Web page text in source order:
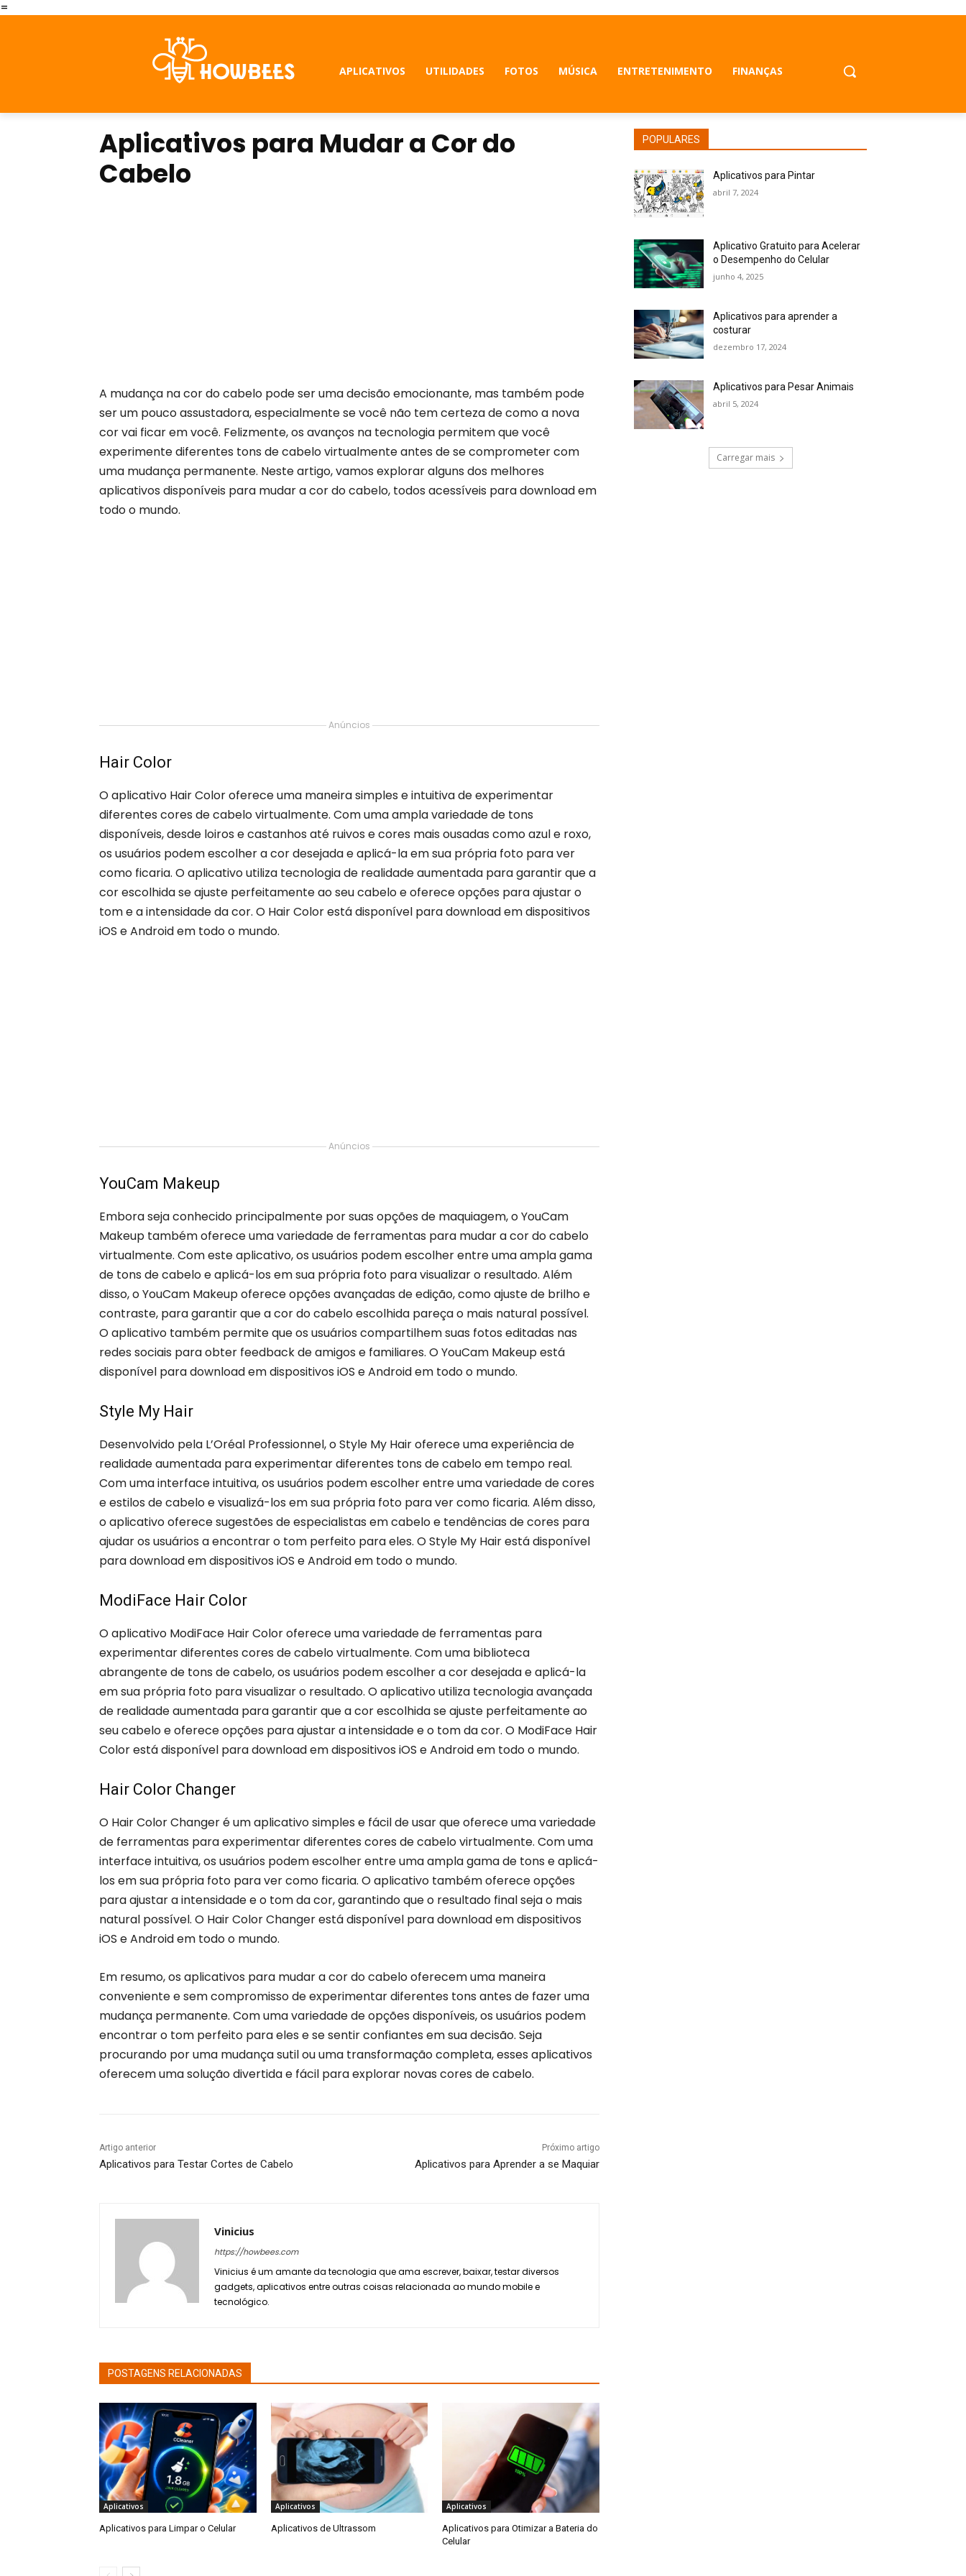
=
APLICATIVOS UTILIDADES FOTOS MÚSICA ENTRETENIMENTO FINANÇAS
Aplicativos para Mudar a Cor do
Cabelo
A mudança na cor do cabelo pode ser uma decisão emocionante, mas também pode
ser um pouco assustadora, especialmente se você não tem certeza de como a nova
cor vai ficar em você. Felizmente, os avanços na tecnologia permitem que você
experimente diferentes tons de cabelo virtualmente antes de se comprometer com
uma mudança permanente. Neste artigo, vamos explorar alguns dos melhores
aplicativos disponíveis para mudar a cor do cabelo, todos acessíveis para download em
todo o mundo.
Anúncios
Hair Color
O aplicativo Hair Color oferece uma maneira simples e intuitiva de experimentar
diferentes cores de cabelo virtualmente. Com uma ampla variedade de tons
disponíveis, desde loiros e castanhos até ruivos e cores mais ousadas como azul e roxo,
os usuários podem escolher a cor desejada e aplicá-la em sua própria foto para ver
como ficaria. O aplicativo utiliza tecnologia de realidade aumentada para garantir que a
cor escolhida se ajuste perfeitamente ao seu cabelo e oferece opções para ajustar o
tom e a intensidade da cor. O Hair Color está disponível para download em dispositivos
iOS e Android em todo o mundo.
Anúncios
YouCam Makeup
Embora seja conhecido principalmente por suas opções de maquiagem, o YouCam
Makeup também oferece uma variedade de ferramentas para mudar a cor do cabelo
virtualmente. Com este aplicativo, os usuários podem escolher entre uma ampla gama
de tons de cabelo e aplicá-los em sua própria foto para visualizar o resultado. Além
disso, o YouCam Makeup oferece opções avançadas de edição, como ajuste de brilho e
contraste, para garantir que a cor do cabelo escolhida pareça o mais natural possível.
O aplicativo também permite que os usuários compartilhem suas fotos editadas nas
redes sociais para obter feedback de amigos e familiares. O YouCam Makeup está
disponível para download em dispositivos iOS e Android em todo o mundo.
Style My Hair
Desenvolvido pela L’Oréal Professionnel, o Style My Hair oferece uma experiência de
realidade aumentada para experimentar diferentes tons de cabelo em tempo real.
Com uma interface intuitiva, os usuários podem escolher entre uma variedade de cores
e estilos de cabelo e visualizá-los em sua própria foto para ver como ficaria. Além disso,
o aplicativo oferece sugestões de especialistas em cabelo e tendências de cores para
ajudar os usuários a encontrar o tom perfeito para eles. O Style My Hair está disponível
para download em dispositivos iOS e Android em todo o mundo.
ModiFace Hair Color
O aplicativo ModiFace Hair Color oferece uma variedade de ferramentas para
experimentar diferentes cores de cabelo virtualmente. Com uma biblioteca
abrangente de tons de cabelo, os usuários podem escolher a cor desejada e aplicá-la
em sua própria foto para visualizar o resultado. O aplicativo utiliza tecnologia avançada
de realidade aumentada para garantir que a cor escolhida se ajuste perfeitamente ao
seu cabelo e oferece opções para ajustar a intensidade e o tom da cor. O ModiFace Hair
Color está disponível para download em dispositivos iOS e Android em todo o mundo.
Hair Color Changer
O Hair Color Changer é um aplicativo simples e fácil de usar que oferece uma variedade
de ferramentas para experimentar diferentes cores de cabelo virtualmente. Com uma
interface intuitiva, os usuários podem escolher entre uma ampla gama de tons e aplicá-
los em sua própria foto para ver como ficaria. O aplicativo também oferece opções
para ajustar a intensidade e o tom da cor, garantindo que o resultado final seja o mais
natural possível. O Hair Color Changer está disponível para download em dispositivos
iOS e Android em todo o mundo.
Em resumo, os aplicativos para mudar a cor do cabelo oferecem uma maneira
conveniente e sem compromisso de experimentar diferentes tons antes de fazer uma
mudança permanente. Com uma variedade de opções disponíveis, os usuários podem
encontrar o tom perfeito para eles e se sentir confiantes em sua decisão. Seja
procurando por uma mudança sutil ou uma transformação completa, esses aplicativos
oferecem uma solução divertida e fácil para explorar novas cores de cabelo.
Artigo anterior
Aplicativos para Testar Cortes de Cabelo
Próximo artigo
Aplicativos para Aprender a se Maquiar
Vinicius
https://howbees.com
Vinicius é um amante da tecnologia que ama escrever, baixar, testar diversos
gadgets, aplicativos entre outras coisas relacionada ao mundo mobile e
tecnológico.
POSTAGENS RELACIONADAS
Aplicativos
Aplicativos para Limpar o Celular
Aplicativos
Aplicativos de Ultrassom
Aplicativos
Aplicativos para Otimizar a Bateria do
Celular
POPULARES
Aplicativos para Pintar
abril 7, 2024
Aplicativo Gratuito para Acelerar
o Desempenho do Celular
junho 4, 2025
Aplicativos para aprender a
costurar
dezembro 17, 2024
Aplicativos para Pesar Animais
abril 5, 2024
Carregar mais